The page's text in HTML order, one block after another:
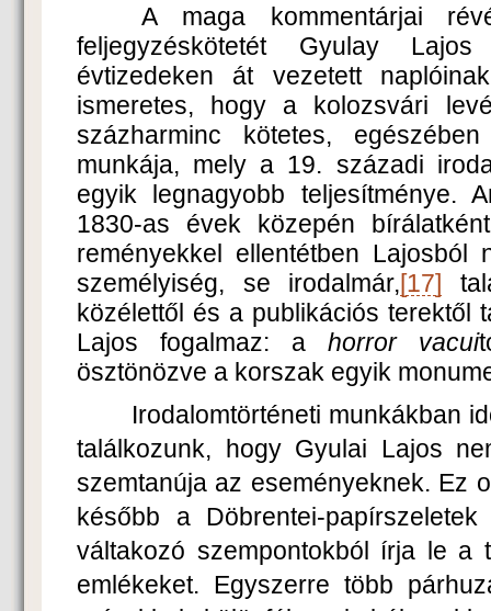
A maga kommentárjai
feljegyzéskötetét Gyulay
évtizedeken át vezetett
ismeretes, hogy a kolozsvári
százharminc kötetes,
munkája, mely a 19. századi
egyik legnagyobb teljesítménye.
1830-as évek közepén
reményekkel ellentétben
személyiség, se irodalmár,[17]
közélettől és a publikációs terektől
Lajos fogalmaz: ahorror vacui
ösztönözve a korszak egyik
Irodalomtörténeti munkákban
találkozunk, hogy Gyulai Lajos
szemtanúja az eseményeknek. Ez
később a Döbrentei-
váltakozó szempontokból írja le a
emlékeket. Egyszerre több